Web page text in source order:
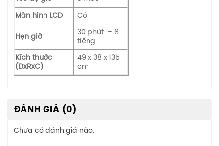
Màn hình LCD Có
Hẹn giờ
30 phút – 8
tiếng
Kích thước
(DxRxC)
49 x 38 x 135
cm
ĐÁNH GIÁ (0)
Chưa có đánh giá nào.